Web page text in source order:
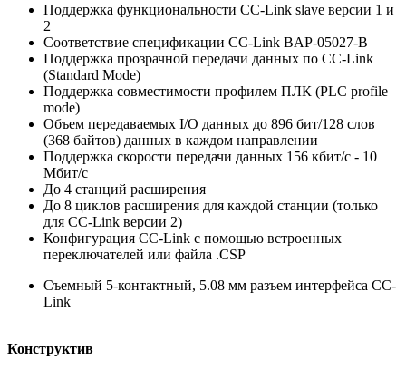
Поддержка функциональности CC-Link slave версии 1 и
2
Соответствие спецификации CC-Link BAP-05027-B
Поддержка прозрачной передачи данных по CC-Link
(Standard Mode)
Поддержка совместимости профилем ПЛК (PLC profile
mode)
Объем передаваемых I/O данных до 896 бит/128 слов
(368 байтов) данных в каждом направлении
Поддержка скорости передачи данных 156 кбит/с - 10
Мбит/с
До 4 станций расширения
До 8 циклов расширения для каждой станции (только
для CC-Link версии 2)
Конфигурация CC-Link с помощью встроенных
переключателей или файла .CSP
Съемный 5-контактный, 5.08 мм разъем интерфейса CC-
Link
Конструктив